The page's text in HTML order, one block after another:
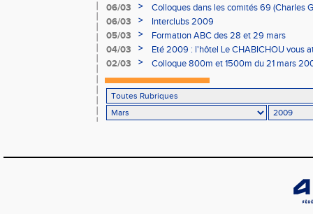
06/03
>
Colloques dans les comités 69 (Charles
THOMAS)
06/03 >
Interclubs 2009
05/03
>
Formation ABC des 28 et 29 mars
04/03
>
Eté 2009 : l'hôtel Le CHABICHOU vous
02/03
> Colloque 800m et 1500m du 21 mars